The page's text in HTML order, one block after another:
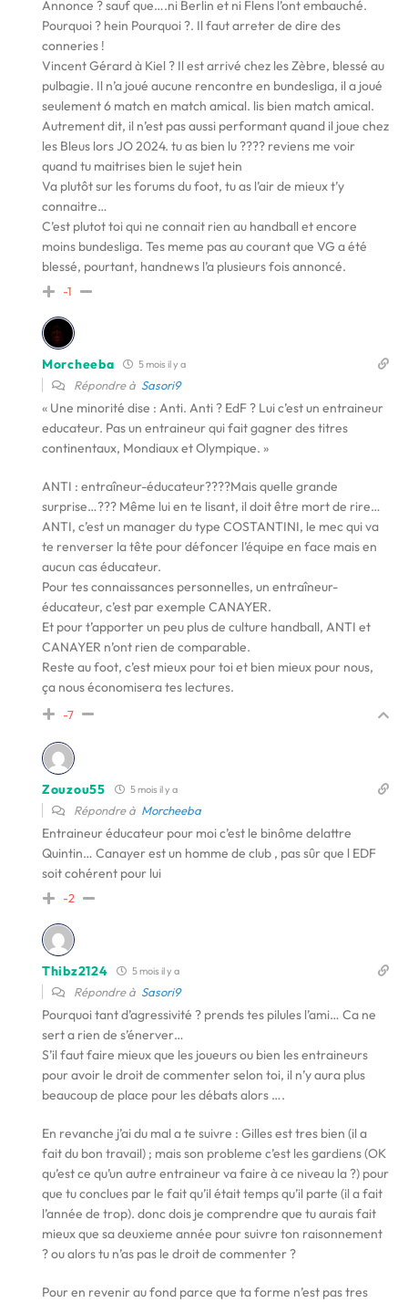
Annonce ? sauf que….ni Berlin et ni Flens l’ont embauché.
Pourquoi ? hein Pourquoi ?. Il faut arreter de dire des
conneries !
Vincent Gérard à Kiel ? Il est arrivé chez les Zèbre, blessé au
pulbagie. Il n’a joué aucune rencontre en bundesliga, il a joué
seulement 6 match en match amical. lis bien match amical.
Autrement dit, il n’est pas aussi performant quand il joue chez
les Bleus lors JO 2024. tu as bien lu ???? reviens me voir
quand tu maitrises bien le sujet hein
Va plutôt sur les forums du foot, tu as l’air de mieux t’y
connaitre…
C’est plutot toi qui ne connait rien au handball et encore
moins bundesliga. Tes meme pas au courant que VG a été
blessé, pourtant, handnews l’a plusieurs fois annoncé.
-1
Morcheeba 5 mois il y a
Répondre à Sasori9
« Une minorité dise : Anti. Anti ? EdF ? Lui c’est un entraineur
educateur. Pas un entraineur qui fait gagner des titres
continentaux, Mondiaux et Olympique. »
ANTI : entraîneur-éducateur????Mais quelle grande
surprise…??? Même lui en te lisant, il doit être mort de rire…
ANTI, c’est un manager du type COSTANTINI, le mec qui va
te renverser la tête pour défoncer l’équipe en face mais en
aucun cas éducateur.
Pour tes connaissances personnelles, un entraîneur-
éducateur, c’est par exemple CANAYER.
Et pour t’apporter un peu plus de culture handball, ANTI et
CANAYER n’ont rien de comparable.
Reste au foot, c’est mieux pour toi et bien mieux pour nous,
ça nous économisera tes lectures.
-7
Zouzou55 5 mois il y a
Répondre à Morcheeba
Entraineur éducateur pour moi c’est le binôme delattre
Quintin… Canayer est un homme de club , pas sûr que l EDF
soit cohérent pour lui
-2
Thibz2124 5 mois il y a
Répondre à Sasori9
Pourquoi tant d’agressivité ? prends tes pilules l’ami… Ca ne
sert a rien de s’énerver…
S’il faut faire mieux que les joueurs ou bien les entraineurs
pour avoir le droit de commenter selon toi, il n’y aura plus
beaucoup de place pour les débats alors ….
En revanche j’ai du mal a te suivre : Gilles est tres bien (il a
fait du bon travail) ; mais son probleme c’est les gardiens (OK
qu’est ce qu’un autre entraineur va faire à ce niveau la ?) pour
que tu conclues par le fait qu’il était temps qu’il parte (il a fait
l’année de trop). donc dois je comprendre que tu aurais fait
mieux que sa deuxieme année pour suivre ton raisonnement
? ou alors tu n’as pas le droit de commenter ?
Pour en revenir au fond parce que ta forme n’est pas tres